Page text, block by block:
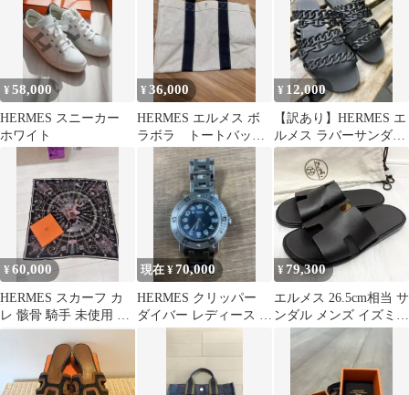
¥58,000
HERMES スニーカー
ホワイト
¥36,000
HERMES エルメス ボ
ラボラ トートバック
¥ 12,000
【訳あり】HERMES エ
ルメス ラバーサンダ
ル リヴァージュ 37
¥60,000
HERMES スカーフ カ
レ 骸骨 騎手 未使用 エ
ルメス 70 セラフェット
現在 ¥70,000
HERMES クリッパー
ダイバー レディース 腕
¥ 79,300
エルメス 26.5cm相当 サ
ンダル メンズ イズミー
ル 黒 保存袋 ソール張